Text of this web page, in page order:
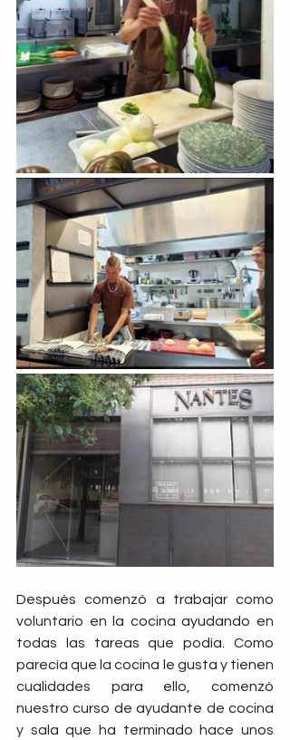
Después comenzó a trabajar como
voluntario en la cocina ayudando en
todas las tareas que podía. Como
parecía que la cocina le gusta y tienen
cualidades para ello, comenzó
nuestro curso de ayudante de cocina
y sala que ha terminado hace unos